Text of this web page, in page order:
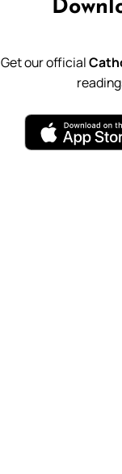
Get our official